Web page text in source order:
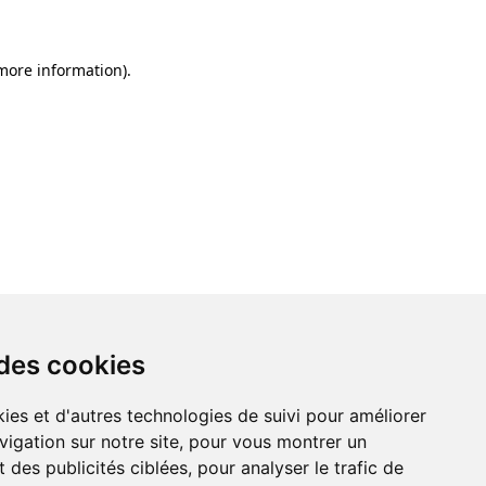
cookies
et d'autres technologies de suivi pour améliorer
sur notre site, pour vous montrer un
des publicités ciblées, pour analyser le trafic de
information).